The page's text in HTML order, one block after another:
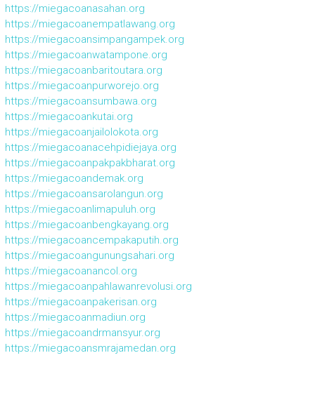
https://miegacoanasahan.org
https://miegacoanempatlawang.org
https://miegacoansimpangampek.org
https://miegacoanwatampone.org
https://miegacoanbaritoutara.org
https://miegacoanpurworejo.org
https://miegacoansumbawa.org
https://miegacoankutai.org
https://miegacoanjailolokota.org
https://miegacoanacehpidiejaya.org
https://miegacoanpakpakbharat.org
https://miegacoandemak.org
https://miegacoansarolangun.org
https://miegacoanlimapuluh.org
https://miegacoanbengkayang.org
https://miegacoancempakaputih.org
https://miegacoangunungsahari.org
https://miegacoanancol.org
https://miegacoanpahlawanrevolusi.org
https://miegacoanpakerisan.org
https://miegacoanmadiun.org
https://miegacoandrmansyur.org
https://miegacoansmrajamedan.org